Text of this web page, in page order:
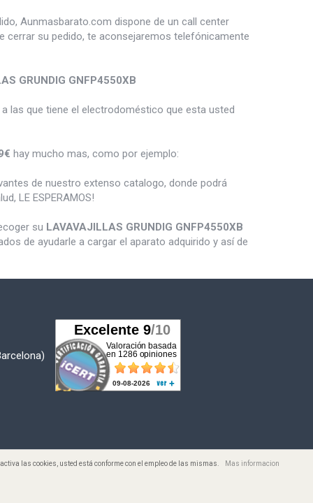
Aunmasbarato.com dispone de un call center
cerrar su pedido, te aconsejaremos telefónicamente
GRUNDIG GNFP4550XB
las que tiene el electrodoméstico que esta usted
hay mucho mas, como por ejemplo:
de nuestro extenso catalogo, donde podrá
LE ESPERAMOS!
su LAVAVAJILLAS GRUNDIG GNFP4550XB
de ayudarle a cargar el aparato adquirido y así de
las cookies, usted está conforme con el empleo de las mismas. Mas informacion